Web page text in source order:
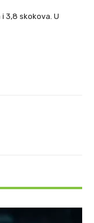
3,8 skokova. U